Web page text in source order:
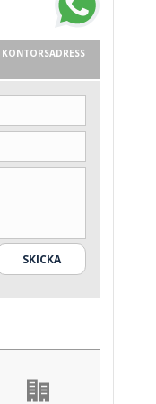
KONTORSADRESS